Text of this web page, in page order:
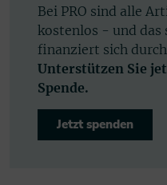
Bei PRO sind alle
kostenlos - und das
finanziert sich
Unterstützen Sie
Spende.
Jetzt spenden